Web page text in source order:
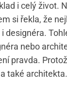
i celý život.
si řekla, že
designéra.
nebo
pravda.
také architekta.